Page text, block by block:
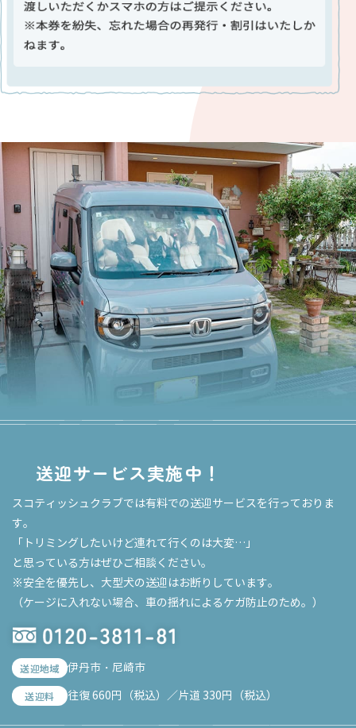
送迎サービス実施中！
スコティッシュクラブでは有料での送迎サービスを行っておりま
す。
「トリミングしたいけど連れて行くのは大変…」
と思っている方はぜひご相談ください。
※安全を優先し、大型犬の送迎はお断りしています。
（ケージに入れない場合、車の揺れによるケガ防止のため。）
送迎地域 伊丹市・尼崎市
送迎料 往復 660円（税込）／片道 330円（税込）